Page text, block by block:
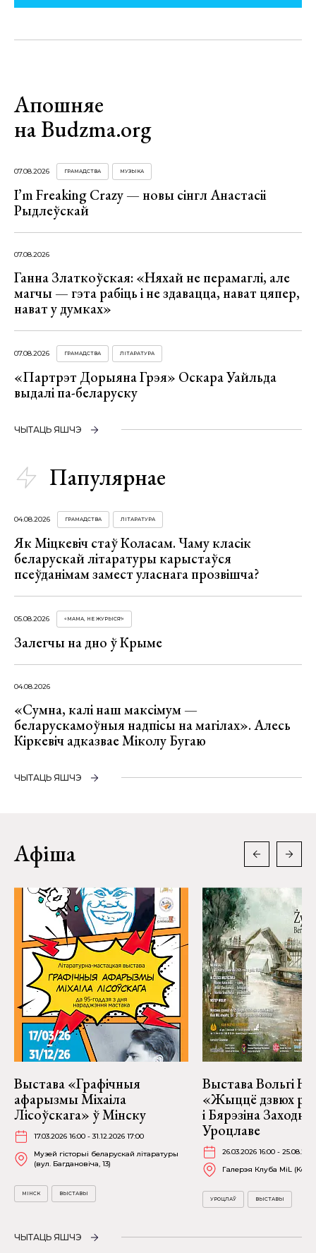
Апошняе
на Budzma.org
07.08.2026 ГРАМАДСТВА МУЗЫКА
I’m Freaking Crazy — новы сінгл Анастасіі
Рыдлеўскай
07.08.2026
Ганна Златкоўская: «Няхай не перамаглі, але
магчы — гэта рабіць і не здавацца, нават цяпер,
нават у думках»
07.08.2026 ГРАМАДСТВА ЛІТАРАТУРА
«Партрэт Дорыяна Грэя» Оскара Уайльда
выдалі па-беларуску
ЧЫТАЦЬ ЯШЧЭ
Папулярнае
04.08.2026 ГРАМАДСТВА ЛІТАРАТУРА
Як Міцкевіч стаў Коласам. Чаму класік
беларускай літаратуры карыстаўся
псеўданімам замест уласнага прозвішча?
05.08.2026 «МАМА, НЕ ЖУРЫСЯ!»
Залегчы на дно ў Крыме
04.08.2026
«Сумна, калі наш максімум —
беларускамоўныя надпісы на магілах». Алесь
Кіркевіч адказвае Міколу Бугаю
ЧЫТАЦЬ ЯШЧЭ
Афіша
Выстава «Графічныя
афарызмы Міхаіла
Лісоўскага» ў Мінску
17.03.2026 16:00 - 31.12.2026 17:00
Музей гісторыі беларускай літаратуры
(вул. Багдановіча, 13)
МІНСК ВЫСТАВЫ
Выстава Вольгі
«Жыццё дзвюх
і Бярэзіна
Уроцлаве
26.03.2026 16:00 -
Галерэя Клуба MiL
УРОЦЛАЎ ВЫСТАВЫ
ЧЫТАЦЬ ЯШЧЭ